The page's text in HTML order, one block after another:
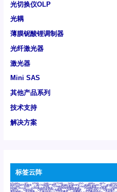
光切换仪OLP
光耦
薄膜铌酸锂调制器
光纤激光器
激光器
Mini SAS
其他产品系列
技术支持
解决方案
标签云阵
6Tx6Rx 8T 8T8R 24R 24T24R 24Tx 25G 48Rx 48Tx 100G
800G OSFP光模块 AD7606国产替代 AFBR-57B4APZ AFBR-1528CZ AFBR-
DC~4M DSS DTS DVS GYMB光纤连接器 GYM光纤连接器 HFBR-1531Z
HFBR-4513Z J599A6光纤连接器 J599A8光电连接器 J599MT光纤连接器
QSFP+ QSFP28 QSFP28 100G光模块 QSFP28笼座 QSFP 40G QSFP笼座
SFP MSA SFP笼座 Z-BLOCK 万兆交换机 交换机 光切换仪OLP 光开关